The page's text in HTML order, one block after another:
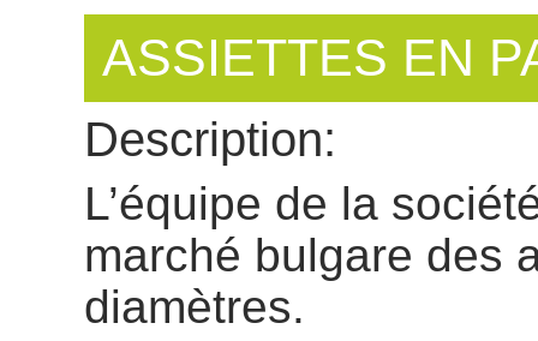
ASSIETTES EN
Description:
L’équipe de la
marché bulgare des
diamètres.